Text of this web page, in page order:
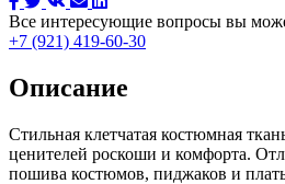
Все интересующие вопросы вы
+7 (921) 419-60-30
Описание
Стильная клетчатая костюмная
ценителей роскоши и комфорта.
пошива костюмов, пиджаков и